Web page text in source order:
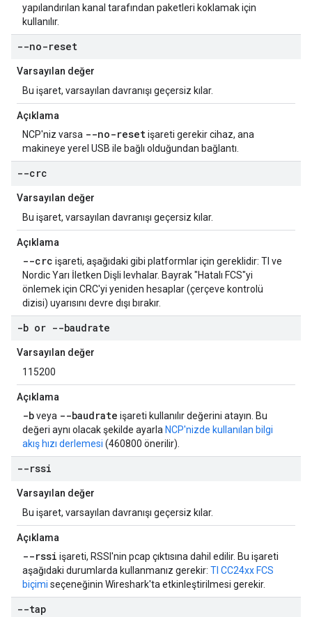
yapılandırılan kanal tarafından paketleri koklamak için
kullanılır.
--no-reset
Varsayılan değer
Bu işaret, varsayılan davranışı geçersiz kılar.
Açıklama
NCP'niz varsa --no-resetişareti gerekir cihaz, ana
makineye yerel USB ile bağlı olduğundan bağlantı.
--crc
Varsayılan değer
Bu işaret, varsayılan davranışı geçersiz kılar.
Açıklama
--crc işareti, aşağıdaki gibi platformlar için gereklidir: TI ve
Nordic Yarı İletken Dişli levhalar. Bayrak "Hatalı FCS"yi
önlemek için CRC'yi yeniden hesaplar (çerçeve kontrolü
dizisi) uyarısını devre dışı bırakır.
-b or --baudrate
Varsayılan değer
115200
Açıklama
-bveya --baudrate işareti kullanılır değerini atayın. Bu
değeri aynı olacak şekilde ayarla NCP'nizde kullanılan bilgi
akış hızı derlemesi (460800 önerilir).
--rssi
Varsayılan değer
Bu işaret, varsayılan davranışı geçersiz kılar.
Açıklama
--rssi işareti, RSSI'nin pcap çıktısına dahil edilir. Bu işareti
aşağıdaki durumlarda kullanmanız gerekir: TI CC24xx FCS
biçimi seçeneğinin Wireshark'ta etkinleştirilmesi gerekir.
--tap